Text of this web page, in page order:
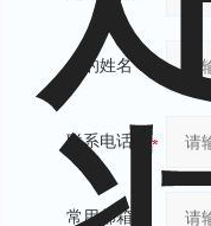
您的姓名：
联系电话：
常用邮箱：